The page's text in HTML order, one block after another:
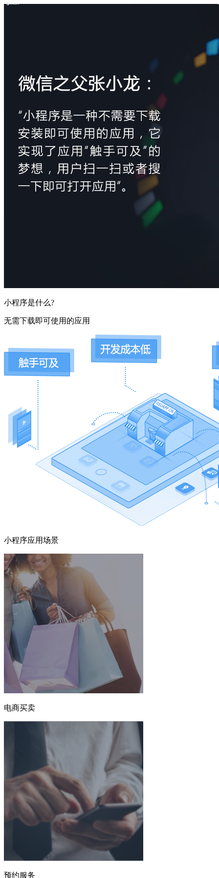
小程序是什么?
无需下载即可使用的应用
小程序应用场景
电商买卖
预约服务